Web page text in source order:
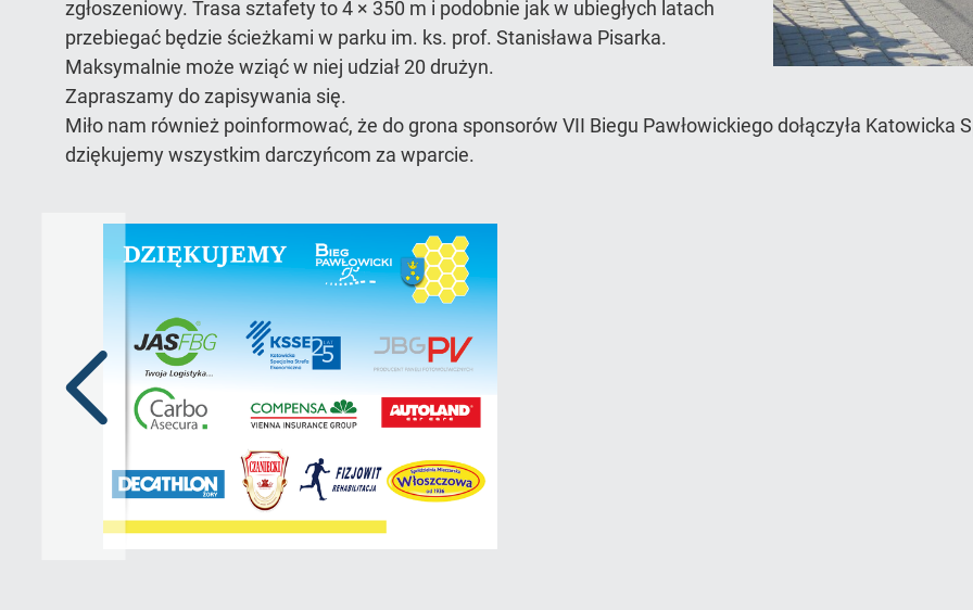
zgłoszeniowy. Trasa sztafety to 4 × 350 m i podobnie jak w ubiegłych latach
przebiegać będzie ścieżkami w parku im. ks. prof. Stanisława Pisarka.
Maksymalnie może wziąć w niej udział 20 drużyn.
Zapraszamy do zapisywania się.
Miło nam również poinformować, że do grona sponsorów VII Biegu Pawłowickiego dołączyła Katowicka
dziękujemy wszystkim darczyńcom za wparcie.
Poprzedni
slajd